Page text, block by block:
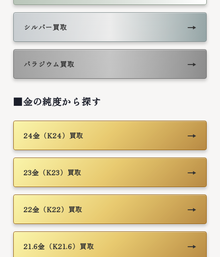
シルバー買取 →
パラジウム買取 →
■金の純度から探す
24金（K24）買取 →
23金（K23）買取 →
22金（K22）買取 →
21.6金（K21.6）買取 →